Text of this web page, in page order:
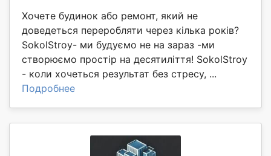
Хочете будинок або ремонт, який не
доведеться переробляти через кілька років?
SokolStroy- ми будуємо не на зараз -ми
створюємо простір на десятиліття! SokolStroy
- коли хочеться результат без стресу, ...
Подробнее